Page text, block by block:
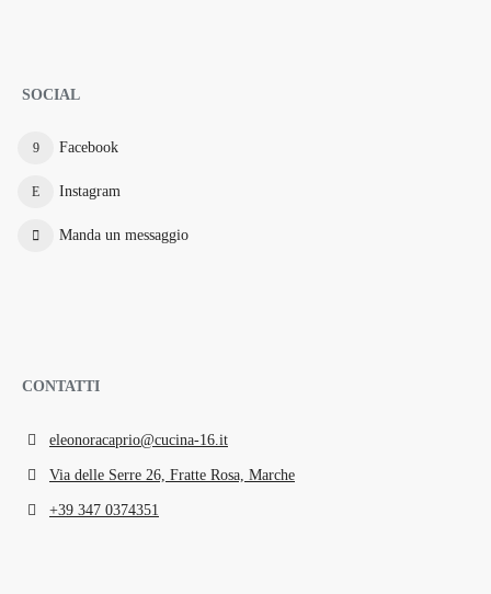
SOCIAL
Facebook
Instagram
Manda un messaggio
CONTATTI
eleonoracaprio@cucina-16.it
Via delle Serre 26, Fratte Rosa, Marche
+39 347 0374351